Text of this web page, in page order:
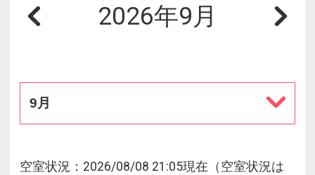
2026年9月
9月
空室状況：2026/08/08 21:05現在（空室状況は